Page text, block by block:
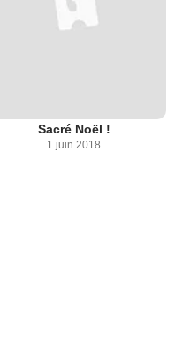
Sacré Noël !
1 juin 2018